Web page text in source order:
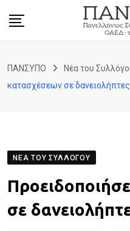
ΠΑΝΣΥΠΟ Νέα του
κατασχέσεων σε
ΝΈΑ ΤΟΥ ΣΥΛΛΌΓΟΥ
σε